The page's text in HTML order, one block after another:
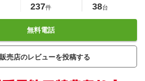
237件 38台
無料電話
販売店のレビューを投稿する